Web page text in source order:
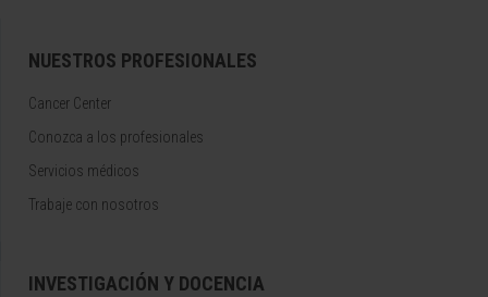
NUESTROS PROFESIONALES
Cancer Center
Conozca a los profesionales
Servicios médicos
Trabaje con nosotros
INVESTIGACIÓN Y DOCENCIA